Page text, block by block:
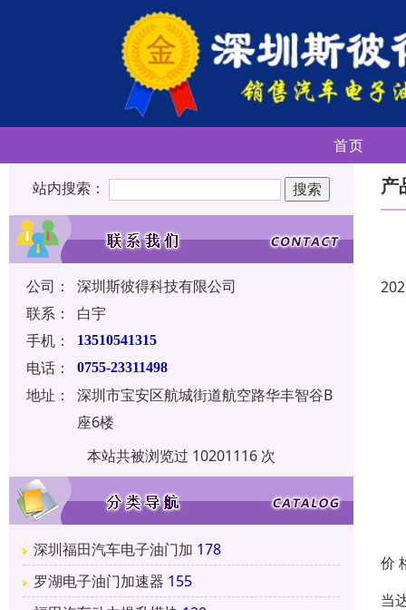
首页
站内搜索：
公司：
深圳斯彼得科技有限公司
联系：
白宇
手机：
13510541315
电话： 0755-23311498
地址：
深圳市宝安区航城街道航空路华丰智谷B
座6楼
本站共被浏览过 10201116 次
深圳福田汽车电子油门加 178
罗湖电子油门加速器 155
产
价
当